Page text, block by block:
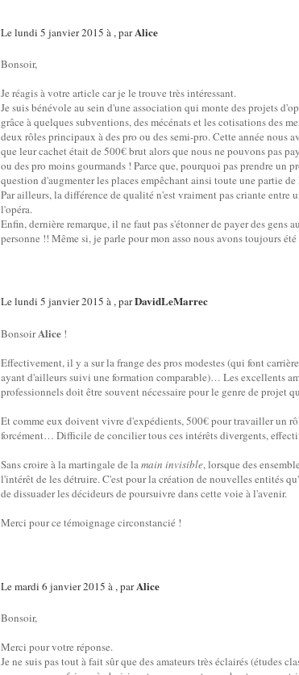
Le lundi 5 janvier 2015 à , parAlice
Bonsoir,
Je réagis à votre article car je le trouve très intéressant.
Je suis bénévole au sein d'une association qui monte des projets
grâce à quelques subventions, des mécénats et les cotisations des
deux rôles principaux à des pro ou des semi-pro. Cette année nous
que leur cachet était de 500€ brut alors que nous ne pouvons pas
ou des pro moins gourmands ! Parce que, pourquoi pas prendre un
question d'augmenter les places empêchant ainsi toute une partie
Par ailleurs, la différence de qualité n'est vraiment pas criante entre
l'opéra.
Enfin, dernière remarque, il ne faut pas s'étonner de payer des
personne !! Même si, je parle pour mon asso nous avons toujours
Le lundi 5 janvier 2015 à , parDavidLeMarrec
BonsoirAlice !
Effectivement, il y a sur la frange des pros modestes (qui font
ayant d'ailleurs suivi une formation comparable)… Les excellents
professionnels doit être souvent nécessaire pour le genre de projet
Et comme eux doivent vivre d'expédients, 500€ pour travailler un
forcément… Difficile de concilier tous ces intérêts divergents,
Sans croire à la martingale de lamain invisible, lorsque des
l'intérêt de les détruire. C'est pour la création de nouvelles entités
de dissuader les décideurs de poursuivre dans cette voie à l'avenir.
Merci pour ce témoignage circonstancié !
Le mardi 6 janvier 2015 à , parAlice
Bonsoir,
Merci pour votre réponse.
Je ne suis pas tout à fait sûr que des amateurs très éclairés (études